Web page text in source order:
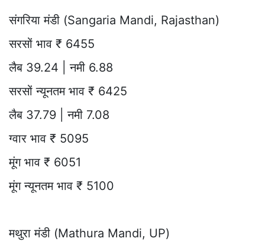
संगरिया मंडी (Sangaria Mandi, Rajasthan)
सरसों भाव ₹ 6455
लैब 39.24 | नमी 6.88
सरसों न्यूनतम भाव ₹ 6425
लैब 37.79 | नमी 7.08
ग्वार भाव ₹ 5095
मूंग भाव ₹ 6051
मूंग न्यूनतम भाव ₹ 5100
मथुरा मंडी (Mathura Mandi, UP)